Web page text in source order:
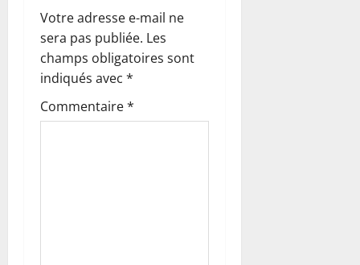
i
o
n
d
Votre adresse e-mail ne
sera pas publiée. Les
champs obligatoires sont
indiqués avec *
Commentaire*